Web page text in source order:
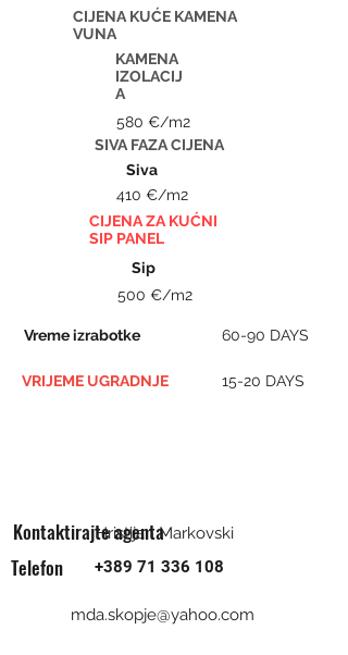
CIJENA KUĆE KAMENA
VUNA
KAMENA
IZOLACIJ
A
580 €/m2
SIVA FAZA CIJENA
Siva
410 €/m2
CIJENA ZA KUĆNI
SIP PANEL
Sip
500 €/m2
Vreme izrabotke 60-90 DAYS
VRIJEME UGRADNJE 15-20 DAYS
Kontaktirajte agentaHristijan Markovski
Telefon +389 71 336 108
mda.skopje@yahoo.com